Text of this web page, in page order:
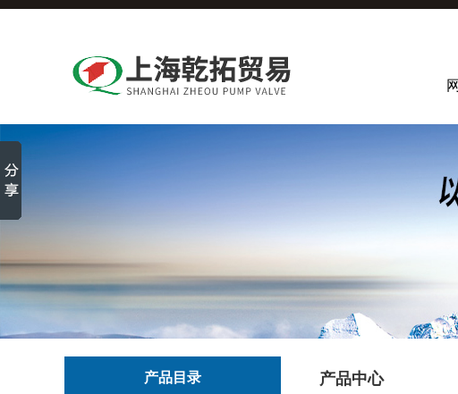
产品目录 产品中心